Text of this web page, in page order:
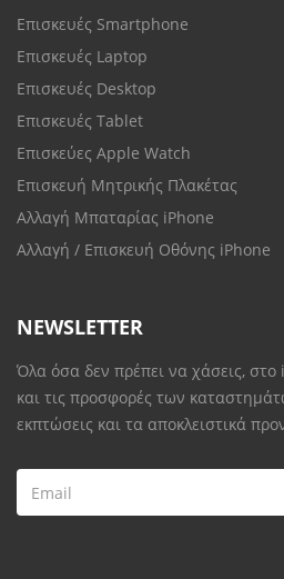
Επισκευές Smartphone
Επισκευές Laptop
Επισκευές Desktop
Επισκευές Tablet
Επισκεύες Apple Watch
Επισκευή Μητρικής Πλακέτας
Αλλαγή Μπαταρίας iPhone
Αλλαγή / Επισκευή Οθόνης iPhone
NEWSLETTER
Όλα όσα δεν πρέπει να χάσεις,
και τις προσφορές των
εκπτώσεις και τα αποκλειστικά